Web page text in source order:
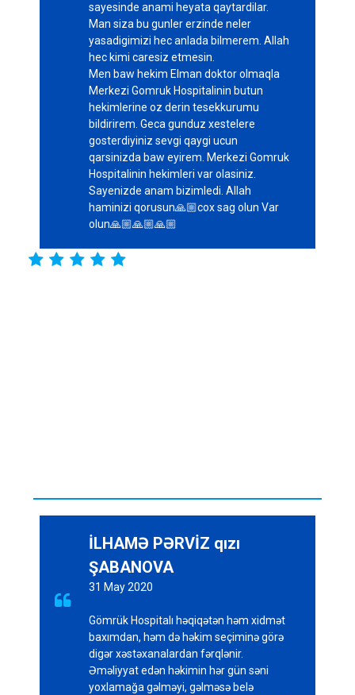
sayesinde anami heyata qaytardilar.
Man siza bu gunler erzinde neler
yasadigimizi hec anlada bilmerem. Allah
hec kimi caresiz etmesin.
Men baw hekim Elman doktor olmaqla
Merkezi Gomruk Hospitalinin butun
hekimlerine oz derin tesekkurumu
bildirirem. Geca gunduz xestelere
gosterdiyiniz sevgi qaygi ucun
qarsinizda baw eyirem. Merkezi Gomruk
Hospitalinin hekimleri var olasiniz.
Sayenizde anam bizimledi. Allah
haminizi qorusun🙏🏼cox sag olun Var
olun🙏🏼🙏🏼🙏🏼
    

İLHAMƏ PƏRVİZ qızı
ŞABANOVA
31 May 2020
Gömrük Hospitalı həqiqətən həm xidmət
baxımdan, həm də həkim seçiminə görə
digər xəstəxanalardan fərqlənir.
Əməliyyat edən həkimin hər gün səni
yoxlamağa gəlməyi, gəlməsə belə